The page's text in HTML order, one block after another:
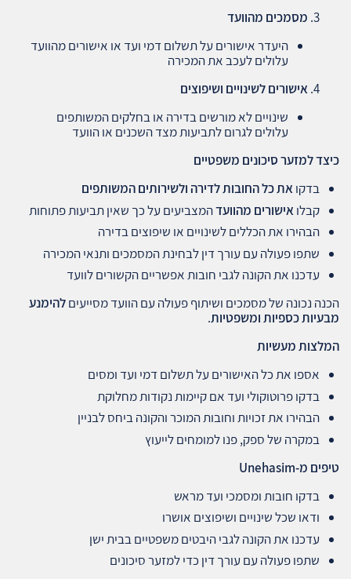
מסמכים מהוועד
היעדר אישורים על תשלום דמי ועד או אישורים מהוועד
עלולים לעכב את המכירה
אישורים לשינויים ושיפוצים
שינויים לא מורשים בדירה או בחלקים המשותפים
עלולים לגרום לתביעות מצד השכנים או הוועד
כיצד למזער סיכונים משפטיים
בדקואת כל החובות לדירה ולשירותים המשותפים
קבלואישורים מהוועדהמצביעים על כך שאין תביעות פתוחות
הבהירו את הכללים לשינויים או שיפוצים בדירה
שתפו פעולה עם עורך דין לבחינת המסמכים ותנאי המכירה
עדכנו את הקונה לגבי חובות אפשריים הקשורים לוועד
הכנה נכונה של מסמכים ושיתוף פעולה עם הוועד מסייעיםלהימנע
מבעיות כספיות ומשפטיות.
המלצות מעשיות
אספו את כל האישורים על תשלום דמי ועד ומסים
בדקו פרוטוקולי ועד אם קיימות נקודות מחלוקת
הבהירו את זכויות וחובות המוכר והקונה ביחס לבניין
במקרה של ספק, פנו למומחים לייעוץ
טיפים מ-Unehasim
בדקו חובות ומסמכי ועד מראש
ודאו שכל שינויים ושיפוצים אושרו
עדכנו את הקונה לגבי היבטים משפטיים בבית ישן
שתפו פעולה עם עורך דין כדי למזער סיכונים